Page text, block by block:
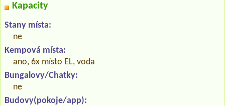
Kapacity
Stany místa:
ne
Kempová místa:
ano, 6x místo EL, voda
Bungalovy/Chatky:
ne
Budovy(pokoje/app):